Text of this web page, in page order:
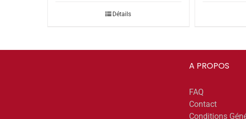
Détails
A PROPOS
FAQ
Contact
Conditions